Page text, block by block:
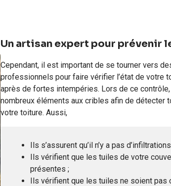
Un artisan expert pour prévenir
Cependant, il est important de se tourner vers
professionnels pour faire vérifier l’état de votre
après de fortes intempéries. Lors de ce
nombreux éléments aux cribles afin de détecter
votre toiture. Aussi,
Ils s’assurent qu’il n’y a pas
Ils vérifient que les tuiles de votre
présentes ;
Ils vérifient que les tuiles ne soient pas